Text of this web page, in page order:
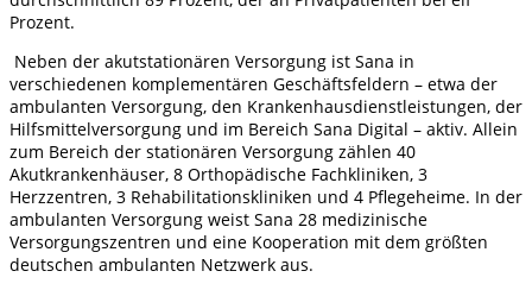
Prozent.
Neben der akutstationären Versorgung ist Sana in
verschiedenen komplementären Geschäftsfeldern – etwa der
ambulanten Versorgung, den Krankenhausdienstleistungen, der
Hilfsmittelversorgung und im Bereich Sana Digital – aktiv. Allein
zum Bereich der stationären Versorgung zählen 40
Akutkrankenhäuser, 8 Orthopädische Fachkliniken, 3
Herzzentren, 3 Rehabilitationskliniken und 4 Pflegeheime. In der
ambulanten Versorgung weist Sana 28 medizinische
Versorgungszentren und eine Kooperation mit dem größten
deutschen ambulanten Netzwerk aus.